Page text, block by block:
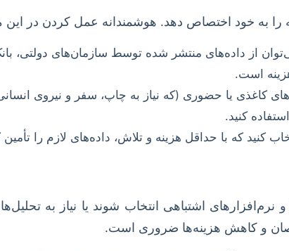
را به خود اختصاص دهد. هوشمندانه عمل کردن در
از داده‌های منتشر شده توسط سازمان‌های دولتی،
است.
کاغذی یا حضوری (که نیاز به چاپ، سفر و نیروی انسانی
کنید که با حداقل هزینه و تلاش، داده‌های لازم را تأمین
اشتباهی انتخاب شوند یا نیاز به
و کاهش هزینه‌ها ضروری است.